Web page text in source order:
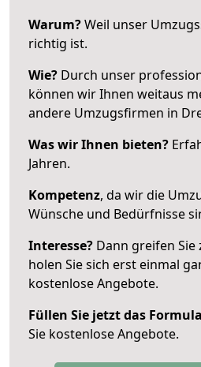
Warum?Weil unser
richtig ist.
Wie? Durch unser
können wir Ihnen weitaus
andere Umzugsfirmen in
Was wir Ihnen bieten?
Jahren.
Kompetenz, da wir die
Wünsche und Bedürfnisse
Interesse? Dann greifen
holen Sie sich erst einmal
kostenlose Angebote.
Füllen Sie jetzt das
Sie kostenlose Angebote.